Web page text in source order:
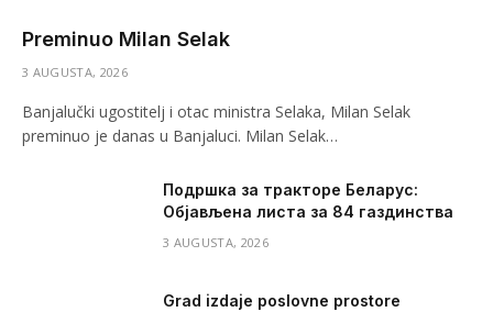
Preminuo Milan Selak
3 AUGUSTA, 2026
Banjalučki ugostitelj i otac ministra Selaka, Milan Selak
preminuo je danas u Banjaluci. Milan Selak…
Подршка за тракторе Беларус:
Објављена листа за 84 газдинства
3 AUGUSTA, 2026
Grad izdaje poslovne prostore